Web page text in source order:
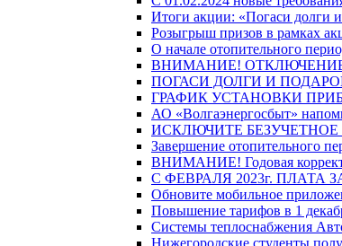
Итоги акции: «Погаси долги
Розыгрыш призов в рамках
О начале отопительного
ВНИМАНИЕ!
ПОГАСИ ДОЛГИ И
ГРАФИК УСТАНОВКИ
АО «Волгаэнергосбыт»
ИСКЛЮЧИТЕ
Завершение отопительного
ВНИМАНИЕ! Годовая
С ФЕВРАЛЯ 2023г.
Обновите мобильное
Повышение тарифов в 1
Системы теплоснабжения